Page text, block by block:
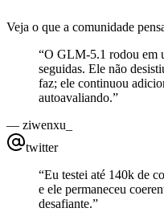
Veja o que a comunidade
“O GLM-5.1 rodou em
seguidas. Ele não
faz; ele continuou
autoavaliando.”
— ziwenxu_
twitter
“Eu testei até 140k de
e ele permaneceu
desafiante.”